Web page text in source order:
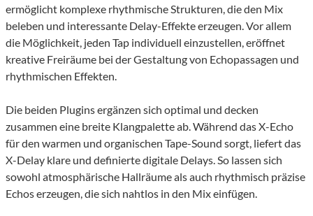
ermöglicht komplexe rhythmische Strukturen, die den Mix
beleben und interessante Delay-Effekte erzeugen. Vor allem
die Möglichkeit, jeden Tap individuell einzustellen, eröffnet
kreative Freiräume bei der Gestaltung von Echopassagen und
rhythmischen Effekten.
Die beiden Plugins ergänzen sich optimal und decken
zusammen eine breite Klangpalette ab. Während das X-Echo
für den warmen und organischen Tape-Sound sorgt, liefert das
X-Delay klare und definierte digitale Delays. So lassen sich
sowohl atmosphärische Hallräume als auch rhythmisch präzise
Echos erzeugen, die sich nahtlos in den Mix einfügen.